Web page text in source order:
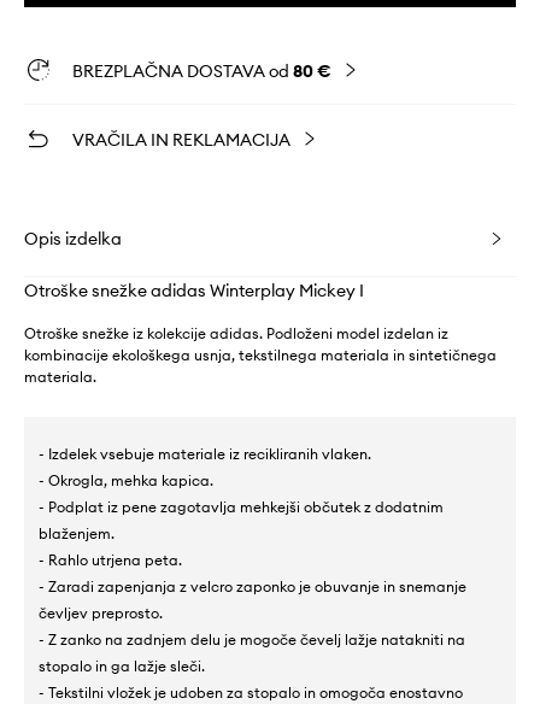
BREZPLAČNA DOSTAVA od 80 €
VRAČILA IN REKLAMACIJA
Opis izdelka
Otroške snežke adidas Winterplay Mickey I
Otroške snežke iz kolekcije adidas. Podloženi model izdelan iz
kombinacije ekološkega usnja, tekstilnega materiala in sintetičnega
materiala.
- Izdelek vsebuje materiale iz recikliranih vlaken.
- Okrogla, mehka kapica.
- Podplat iz pene zagotavlja mehkejši občutek z dodatnim
blaženjem.
- Rahlo utrjena peta.
- Zaradi zapenjanja z velcro zaponko je obuvanje in snemanje
čevljev preprosto.
- Z zanko na zadnjem delu je mogoče čevelj lažje natakniti na
stopalo in ga lažje sleči.
- Tekstilni vložek je udoben za stopalo in omogoča enostavno